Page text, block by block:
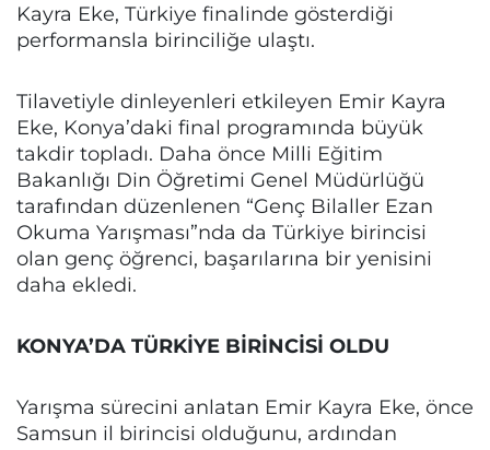
Kayra Eke, Türkiye finalinde gösterdiği
performansla birinciliğe ulaştı.
Tilavetiyle dinleyenleri etkileyen Emir Kayra
Eke, Konya’daki final programında büyük
takdir topladı. Daha önce Milli Eğitim
Bakanlığı Din Öğretimi Genel Müdürlüğü
tarafından düzenlenen “Genç Bilaller Ezan
Okuma Yarışması”nda da Türkiye birincisi
olan genç öğrenci, başarılarına bir yenisini
daha ekledi.
KONYA’DA TÜRKİYE BİRİNCİSİ OLDU
Yarışma sürecini anlatan Emir Kayra Eke, önce
Samsun il birincisi olduğunu, ardından